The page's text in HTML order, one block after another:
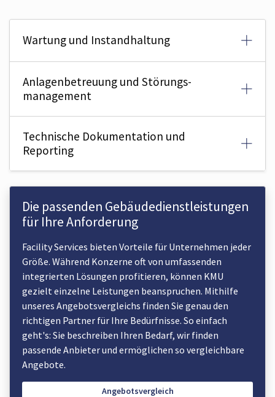
Wartung und Instandhaltung
Anlagen­betreuung und Störungs­
management
Technische Dokumentation und
Reporting
Die passenden Gebäude­dienstleistungen
für Ihre Anforderung
Facility Services bieten Vorteile für Unternehmen jeder
Größe. Während Konzerne oft von umfassenden
integrierten Lösungen profitieren, können KMU
gezielt einzelne Leistungen beanspruchen. Mithilfe
unseres Angebotsvergleichs finden Sie genau den
richtigen Partner für Ihre Bedürfnisse. So einfach
geht's: Sie beschreiben Ihren Bedarf, wir finden
passende Anbieter und ermöglichen so vergleichbare
Angebote.
Angebotsvergleich